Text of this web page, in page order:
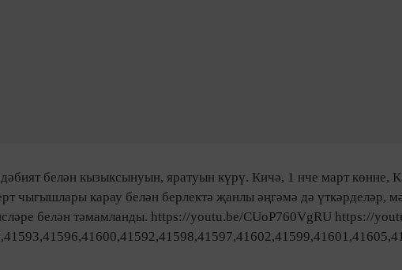
белән кызыксынуын, яратуын күрү. Кичә, 1 нче март көнне,
чыгышлары карау белән берлектә җанлы әңгәмә дә
белән тәмамланды. https://youtu.be/CUoP760VgRU https://